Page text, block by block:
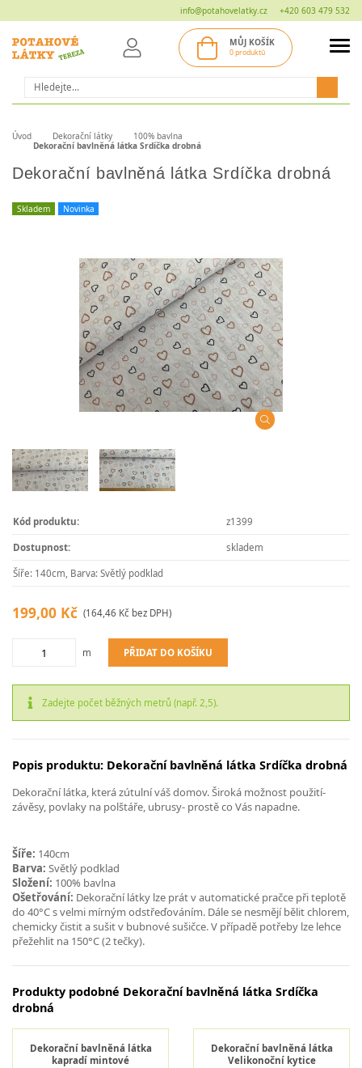
info@potahovelatky.cz +420 603 479 532
Hledat
MŮJ KOŠÍK
0 produktů
Úvod Dekorační látky
100% bavlna
Dekorační bavlněná látka Srdíčka drobná
Dekorační bavlněná látka Srdíčka drobná
Skladem Novinka
Kód produktu: z1399
Dostupnost: skladem
Šíře: 140cm, Barva: Světlý podklad
199,00 Kč (164,46 Kč bez DPH)
m PŘIDAT DO KOŠÍKU
Zadejte počet běžných metrů (např. 2,5).
Popis produktu: Dekorační bavlněná látka Srdíčka drobná
Dekorační látka, která zútulní váš domov. Široká možnost použití-
závěsy, povlaky na polštáře, ubrusy- prostě co Vás napadne.
Šíře: 140cm
Barva: Světlý podklad
Složení: 100% bavlna
Ošetřování: Dekorační látky lze prát v automatické pračce při teplotě
do 40°C s velmi mírným odstřeďováním. Dále se nesmějí bělit chlorem,
chemicky čistit a sušit v bubnové sušičce. V případě potřeby lze lehce
přežehlit na 150°C (2 tečky).
Produkty podobné Dekorační bavlněná látka Srdíčka
drobná
Dekorační bavlněná látka
kapradí mintové
Dekorační bavlněná látka
Velikonoční kytice